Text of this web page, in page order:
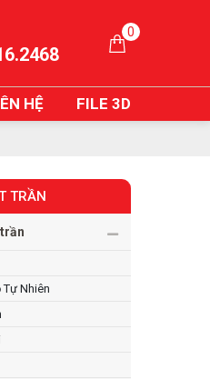
0
HỆ FILE 3D
TRẦN
Tự Nhiên